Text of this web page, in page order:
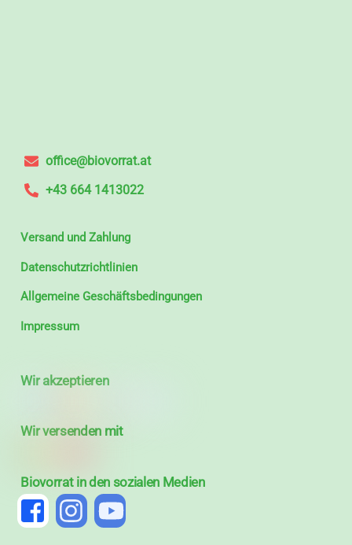
office@biovorrat.at
+43 664 1413022
Versand und Zahlung
Datenschutzrichtlinien
Allgemeine Geschäftsbedingungen
Impressum
Wir akzeptieren
Wir versenden mit
Biovorrat in den sozialen Medien